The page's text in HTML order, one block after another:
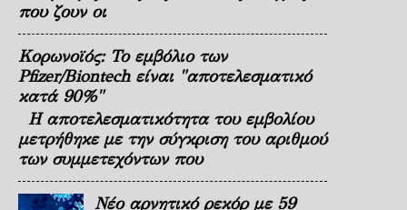
που ζουν οι
Κορωνοϊός: Το εμβόλιο των
Pfizer/Biontech είναι "αποτελεσματικό
κατά 90%"
Η αποτελεσματικότητα του εμβολίου
μετρήθηκε με την σύγκριση του αριθμού
των συμμετεχόντων που
Νέο αρνητικό ρεκόρ με 59